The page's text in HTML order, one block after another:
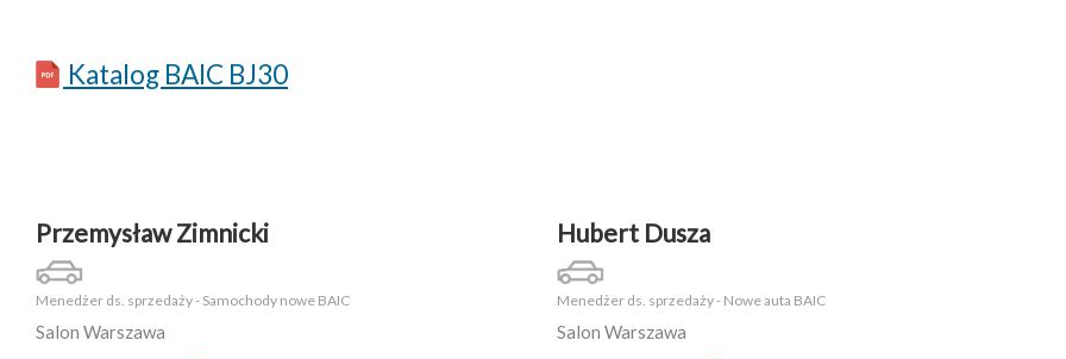
Katalog BAIC BJ30
Przemysław Zimnicki
Menedżer ds. sprzedaży - Samochody nowe BAIC
Salon Warszawa
Hubert Dusza
Menedżer ds. sprzedaży - Nowe auta BAIC
Salon Warszawa